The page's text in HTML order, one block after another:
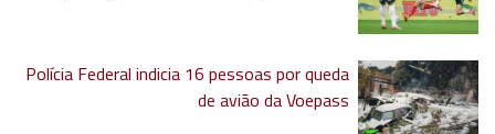
Polícia Federal indicia 16 pessoas por queda
de avião da Voepass